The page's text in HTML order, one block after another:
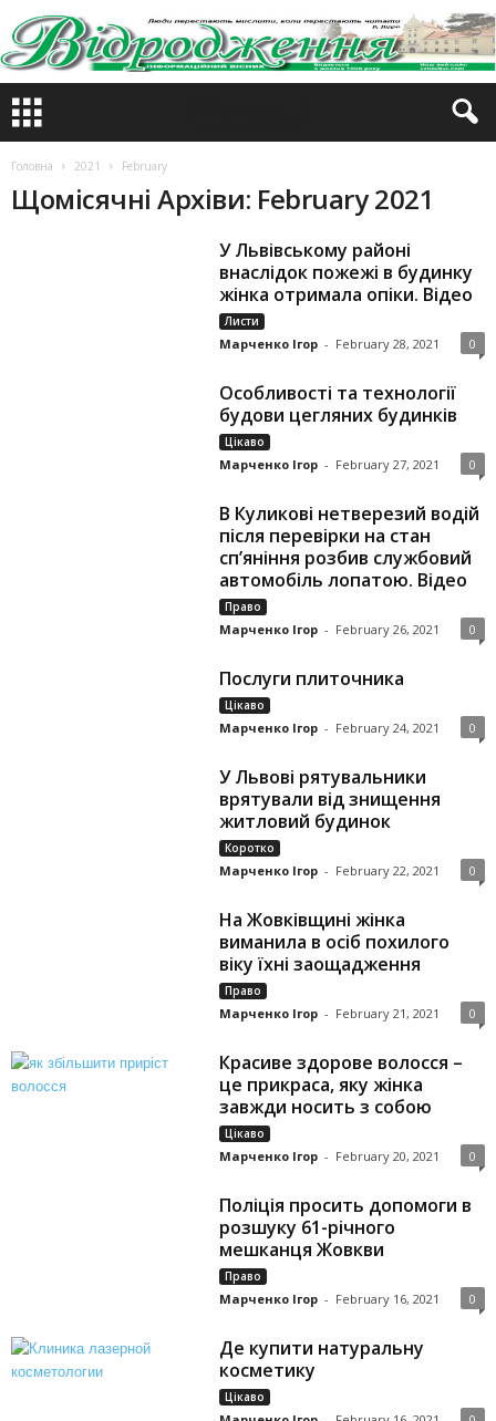
Головна 2021 February
Щомісячні Архіви: February 2021
У Львівському районі
внаслідок пожежі в будинку
жінка отримала опіки. Відео
Листи
Марченко Ігор - February 28, 2021 0
Особливості та технології
будови цегляних будинків
Цікаво
Марченко Ігор - February 27, 2021 0
В Куликові нетверезий водій
після перевірки на стан
сп’яніння розбив службовий
автомобіль лопатою. Відео
Право
Марченко Ігор - February 26, 2021 0
Послуги плиточника
Цікаво
Марченко Ігор - February 24, 2021 0
У Львові рятувальники
врятували від знищення
житловий будинок
Коротко
Марченко Ігор - February 22, 2021 0
На Жовківщині жінка
виманила в осіб похилого
віку їхні заощадження
Право
Марченко Ігор - February 21, 2021 0
Красиве здорове волосся –
це прикраса, яку жінка
завжди носить з собою
Цікаво
Марченко Ігор - February 20, 2021 0
Поліція просить допомоги в
розшуку 61-річного
мешканця Жовкви
Право
Марченко Ігор - February 16, 2021 0
Де купити натуральну
косметику
Цікаво